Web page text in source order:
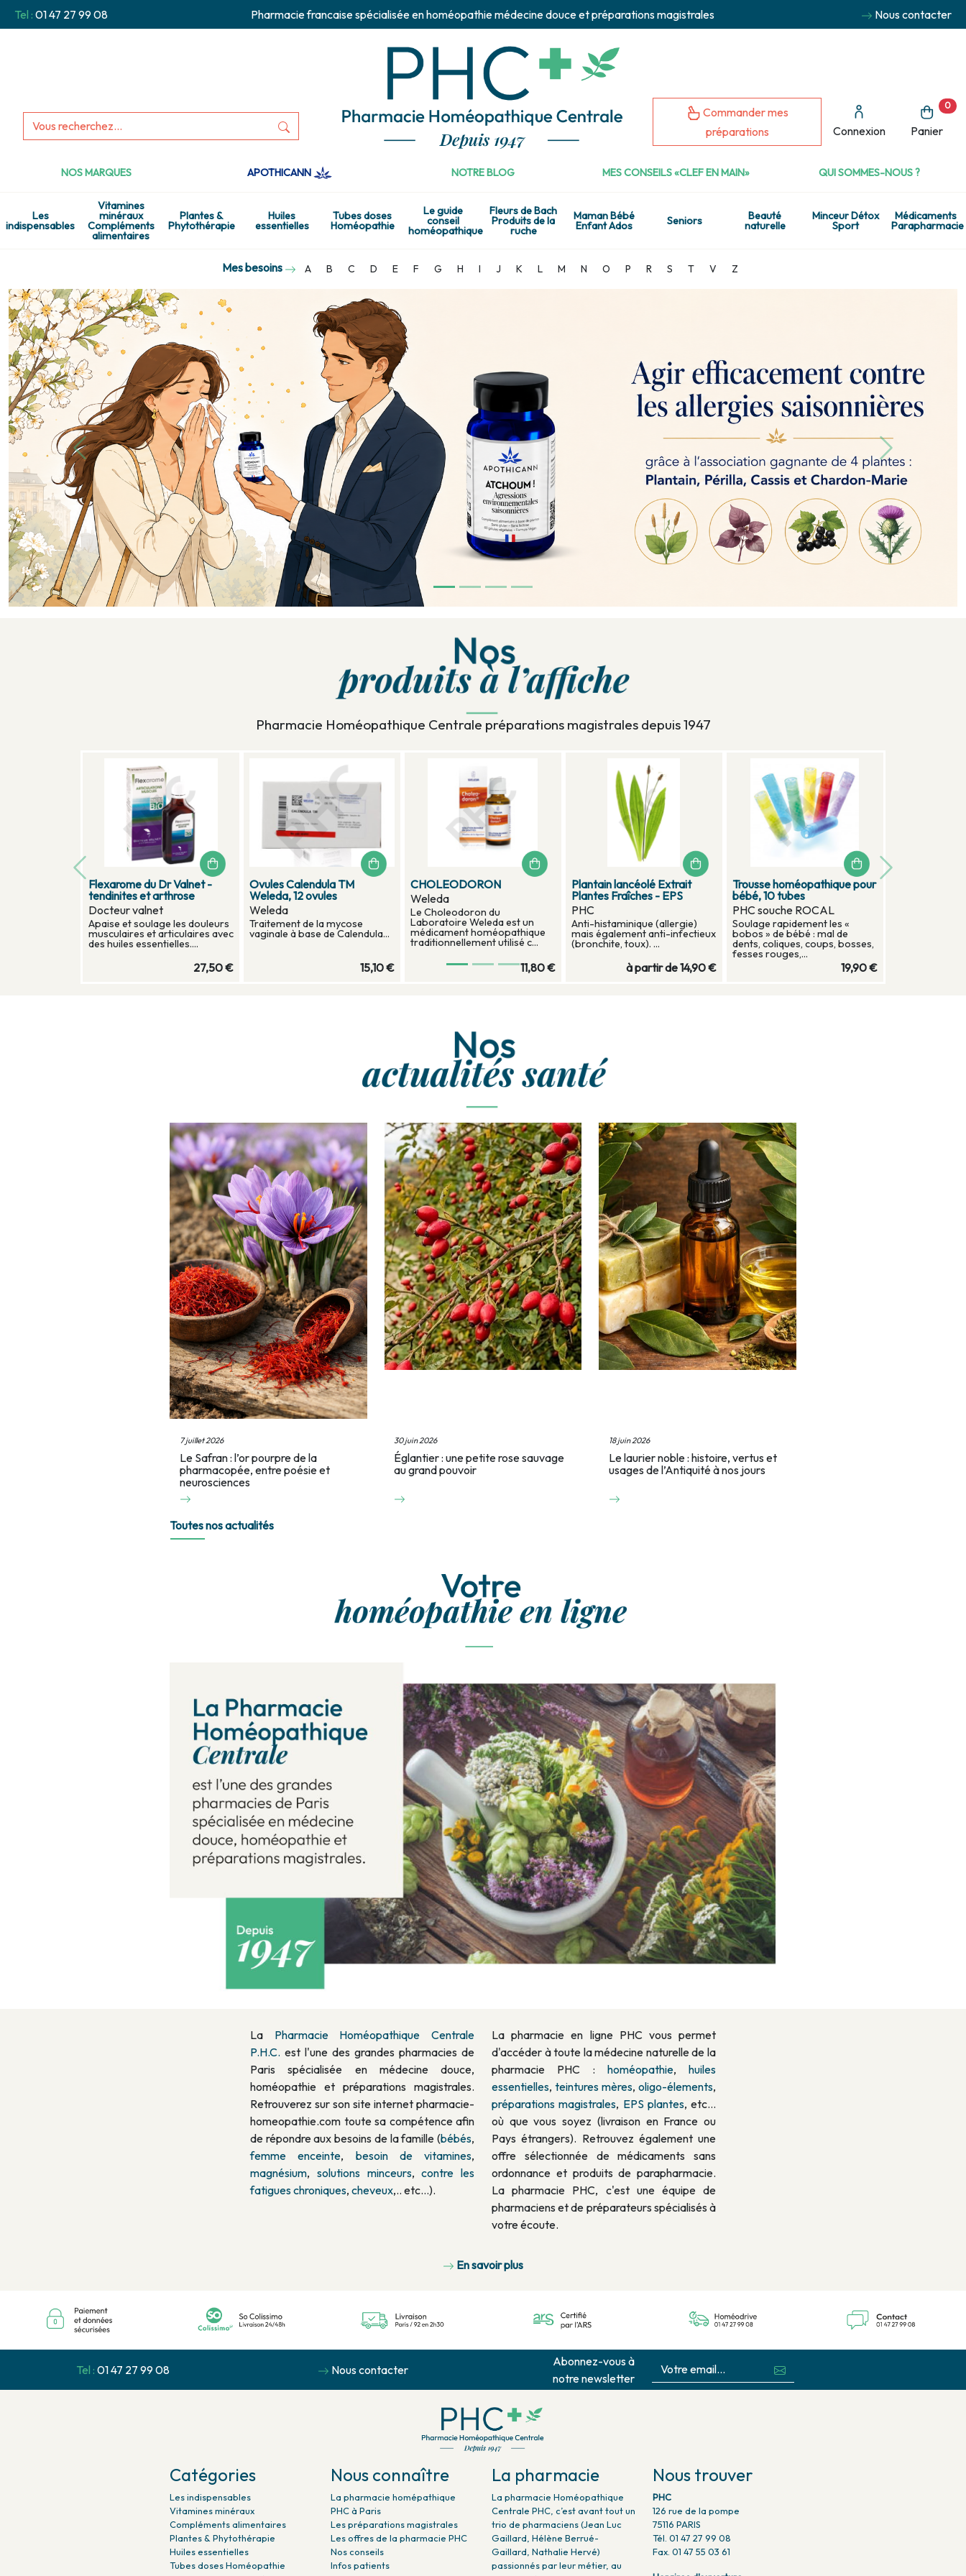
Tel : 01 47 27 99 08 Pharmacie francaise spécialisée en homéopathie médecine douce et préparations magistrales Nous contacter
Commander mes
préparations
Connexion Panier
0
NOS MARQUES APOTHICANN NOTRE BLOG MES CONSEILS «CLEF EN MAIN» QUI SOMMES-NOUS ?
Les
indispensables
Vitamines
minéraux
Compléments
alimentaires
Plantes &
Phytothérapie
Huiles
essentielles
Tubes doses
Homéopathie
Le guide
conseil
homéopathique
Fleurs de Bach
Produits de la
ruche
Maman Bébé
Enfant Ados Seniors Beauté
naturelle
Minceur Détox
Sport
Médicaments
Parapharmacie
Mes besoins A B C D E F G H I J K L M N O P R S T V Z
Pharmacie Homéopathique Centrale préparations magistrales depuis 1947
FORMULE PHC HOMEO -
ALLERGIE
PHC
Mélange de plusieurs souches
homéopathiques PHC...
6,90 €
Baby wish - Fertilité -
Apothicann
Apothicann
Baby wish est un complément
alimentaire composé de 12
micro-nutriments sélectionnés
20,90 €
Memory in 5G - Mémoire et
concentration - Apothicann
Apothicann
Formule pour soutenir les
performances cérébrales, la
mémoire, la concentration, la
38,90 €
FORMULE PHC HOMEO -
STRESS
PHC
Mélange de plusieurs souches
homéopathiques PHC...
6,90 €
Vivomixx neo 9 - 460
milliards U.F.C. - Flore
intestinale - Probiotiques
Vivomixx
Le Vivomixx neo est une
nouvelle formulation de
probiotiques pour le confort
29,60 €
Le Safran : l’or pourpre de la
pharmacopée, entre poésie et
neurosciences
30 juin 2026
Églantier : une petite rose sauvage
au grand pouvoir
Le laurier noble : histoire, vertus et
usages de l’Antiquité à nos jours
Toutes nos actualités
LaPharmacie Homéopathique Centrale
P.H.C.
est l'une des grandes pharmacies de
Paris spécialisée en médecine douce,
homéopathie et préparations magistrales.
Retrouverez sur son site internet pharmacie-
homeopathie.com toute sa compétence afin
de répondre aux besoins de la famille ( bébés ,
femme enceinte, besoin de vitamines ,
magnésium , solutions minceurs ,
contre les
fatigues chroniques , ,.. etc…).
La pharmacie en ligne PHC vous permet
d'accéder à toute la médecine naturelle de la
pharmacie PHC :
homéopathie,
huiles
essentielles , teintures mères, oligo-élements ,
préparations magistrales , EPS plantes , etc…
où que vous soyez (livraison en France ou
Pays étrangers). Retrouvez également une
offre sélectionnée de médicaments sans
ordonnance et produits de parapharmacie.
La pharmacie PHC, c'est une équipe de
pharmaciens et de préparateurs spécialisés à
En savoir plus
Abonnez-vous à
notre newsletter
Catégories
Les indispensables
Vitamines minéraux
Compléments alimentaires
Plantes & Phytothérapie
Huiles essentielles
Nous connaître
La pharmacie homépathique
PHC à Paris
Les préparations magistrales
Les offres de la pharmacie PHC
Nos conseils
La pharmacie
La pharmacie Homéopathique
Centrale PHC, c’est avant tout un
trio de pharmaciens (Jean Luc
Gaillard, Hélène Berrué-
Gaillard, Nathalie Hervé)
Nous trouver
PHC
126 rue de la pompe
75116 PARIS
Tél. 01 47 27 99 08